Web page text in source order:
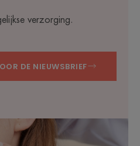
verzorging.
DE NIEUWSBRIEF